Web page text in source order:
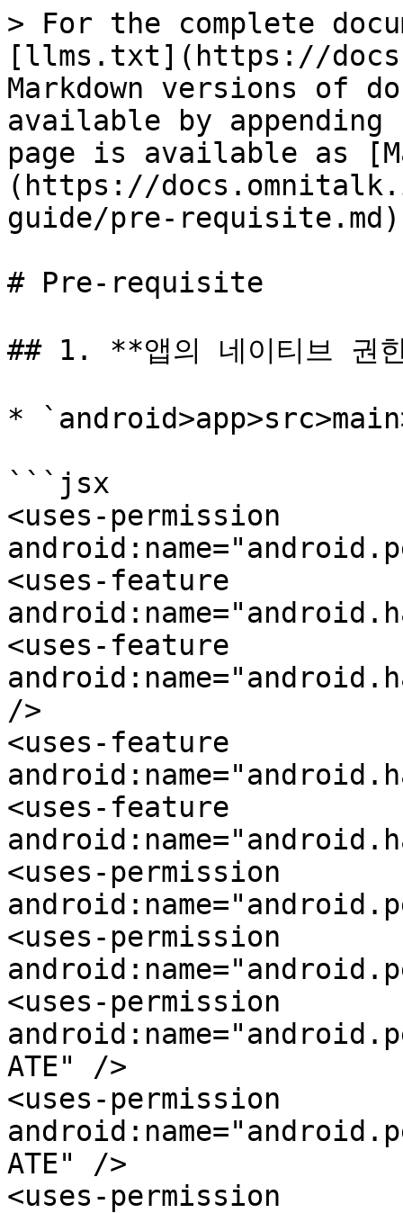
> For the complete
[llms.txt](https://
Markdown versions of
available by
page is available as
(https://
guide/pre-
# Pre-requisite
## 1. **앱의 네이티브 권
*
```jsx
<uses-permission
<uses-feature
<uses-feature
/>
<uses-feature
<uses-feature
<uses-permission
<uses-permission
<uses-permission
ATE" />
<uses-permission
ATE" />
<uses-permission